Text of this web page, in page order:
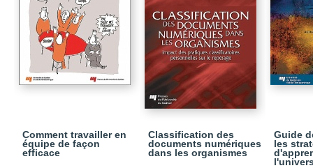
Comment travailler en
équipe de façon
efficace
Classification des
documents numériques
dans les organismes
Guide
les